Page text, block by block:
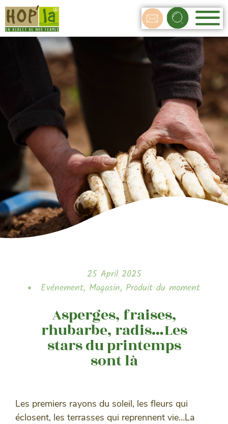
25 April 2025
Evénement, Magasin, Produit du moment
Asperges, fraises,
rhubarbe, radis…Les
stars du printemps
sont là
Les premiers rayons du soleil, les fleurs qui
éclosent, les terrasses qui reprennent vie…La